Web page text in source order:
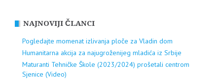
NAJNOVIJI ČLANCI
Pogledajte momenat izlivanja ploče za Vladin dom
Humanitarna akcija za najugroženijeg mladića iz Srbije
Maturanti Tehničke Škole (2023/2024) prošetali centrom
Sjenice (Video)